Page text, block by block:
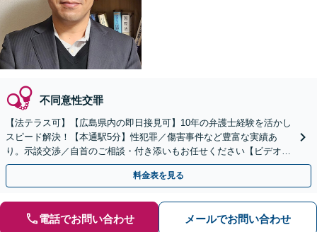
不同意性交罪
【法テラス可】【広島県内の即日接見可】10年の弁護士経験を活かし
スピード解決！【本通駅5分】性犯罪／傷害事件など豊富な実績あ
り。示談交渉／自首のご相談・付き添いもお任せください【ビデオ面
談可】【初回相談無料】
料金表を見る
電話でお問い合わせ メールでお問い合わせ